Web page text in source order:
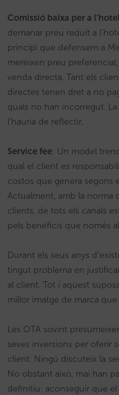
Comissió baixa per a
demanar preu reduït a
principi que defensem a
mereixen preu
venda directa. Tant els
directes tenen dret a no
quals no han incorregut.
l’hauria de reflectir.
Service fee: Un model
qual el client es
costos que genera segons
Actualment, amb la norma
clients, de tots els canals
pels beneficis que només
Durant els seus anys
tingut problema en
al client. Tot i aquest
millor imatge de marca que
Les OTA sovint
seves inversions per oferir
client. Ningú discuteix la
No obstant això, mai han
definitiu: aconseguir que